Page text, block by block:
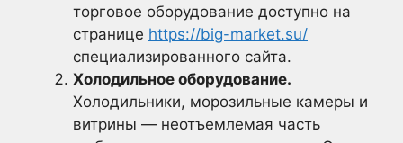
торговое оборудование доступно на
странице https://big-market.su/
специализированного сайта.
Холодильное оборудование.
Холодильники, морозильные камеры и
витрины — неотъемлемая часть